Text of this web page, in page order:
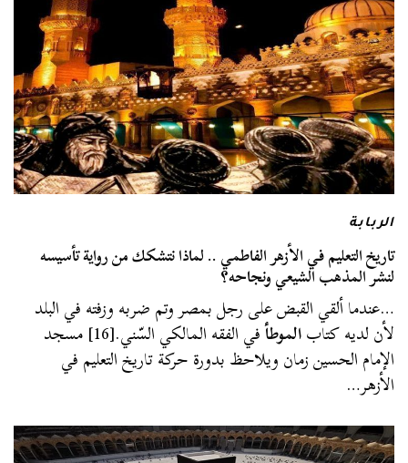
الربابة
تاريخ التعليم في الأزهر الفاطمي .. لماذا نتشكك من رواية تأسيسه
لنشر المذهب الشيعي ونجاحه؟
…عندما ألقي القبض على رجل بمصر وتم ضربه وزفته في البلد
لأن لديه كتابالموطأ في الفقه المالكي السّني.[16] مسجد
الإمام الحسين زمان ويلاحظ بدورة حركة تاريخ التعليم في
الأزهر…